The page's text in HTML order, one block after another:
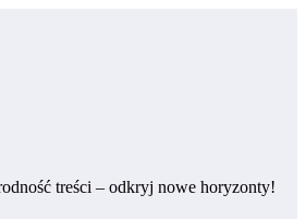
treści – odkryj nowe horyzonty!